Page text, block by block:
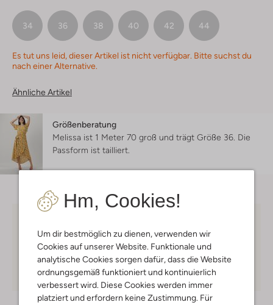
Hm, Cookies!
Um dir bestmöglich zu dienen, verwenden wir
Cookies auf unserer Website. Funktionale und
analytische Cookies sorgen dafür, dass die Website
ordnungsgemäß funktioniert und kontinuierlich
verbessert wird. Diese Cookies werden immer
platziert und erfordern keine Zustimmung. Für
34 36 38 40 42 44
Es tut uns leid, dieser Artikel ist nicht verfügbar. Bitte suchst du
nach einer Alternative.
Ähnliche Artikel
Größenberatung
Melissa ist 1 Meter 70 groß und trägt Größe 36. Die
Passform ist tailliert
Mitglieder in Deutschland
Kauf auf Rechnung 30 TagenRückgaberecht